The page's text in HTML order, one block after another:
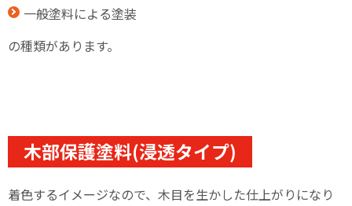
一般塗料による塗装
の種類があります。
木部保護塗料(浸透タイプ)
着色するイメージなので、木目を生かした仕上がりになり